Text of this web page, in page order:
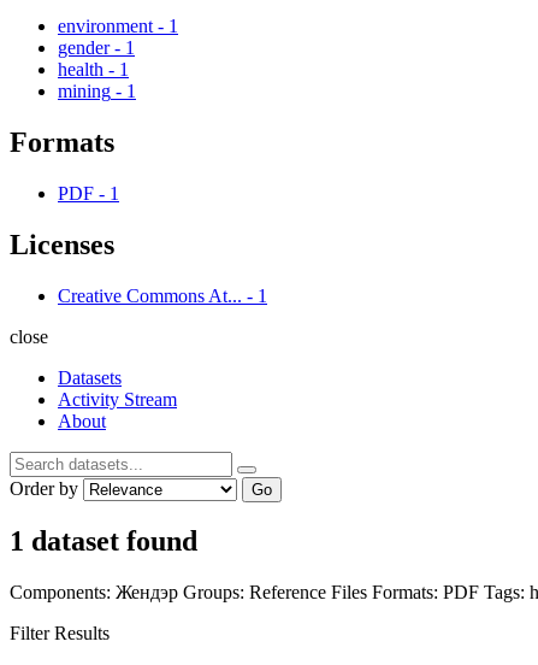
environment - 1
gender - 1
health - 1
mining - 1
Formats
PDF - 1
Licenses
Creative Commons At... - 1
close
Datasets
Activity Stream
About
Order by Go
1 dataset found
Components: Жендэр Groups: Reference Files Formats: PDF Tags:
Filter Results